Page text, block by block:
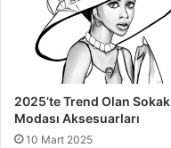
2025’te Trend Olan Sokak
Modası Aksesuarları
10 Mart 2025